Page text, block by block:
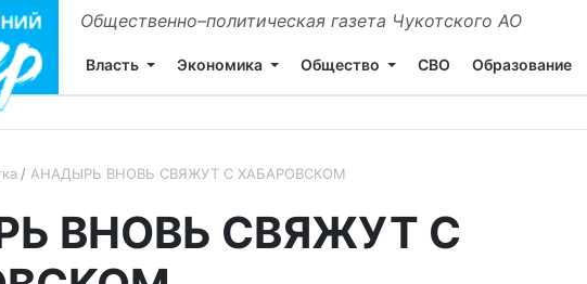
Общественно–политическая газета Чукотского АО
Власть Экономика Общество СВО Образование
АНАДЫРЬ ВНОВЬ СВЯЖУТ С ХАБАРОВСКОМ
ВНОВЬ СВЯЖУТ С